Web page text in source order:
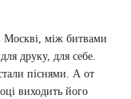
Москві, між битвами
друку, для себе.
піснями. А от
виходить його